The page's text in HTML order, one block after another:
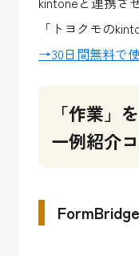
「トヨクモの
→30日間無料で
「作業」
一例紹介
FormBridge